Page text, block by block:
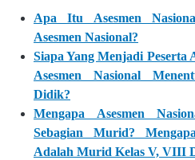
Apa Itu Asesmen
Asesmen Nasional?
Siapa Yang Menjadi Peserta
Asesmen Nasional
Didik?
Mengapa Asesmen
Sebagian Murid?
Adalah Murid Kelas V, VIII